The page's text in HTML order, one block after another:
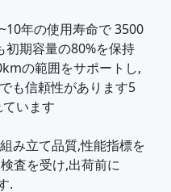
年の使用寿命で 3500
初期容量の80%を保持
の範囲をサポートし,
も信頼性があります5
います
み立て品質,性能指標を
査を受け,出荷前に
.